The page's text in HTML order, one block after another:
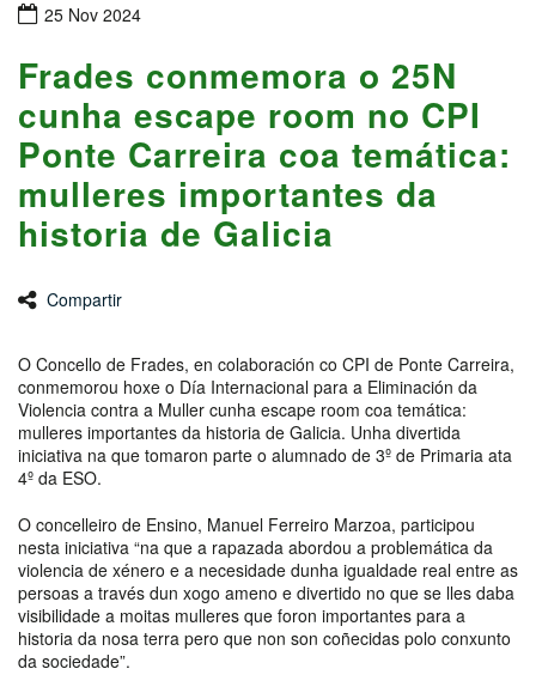
25 Nov 2024
Frades conmemora o 25N
cunha escape room no CPI
Ponte Carreira coa temática:
mulleres importantes da
historia de Galicia
Compartir
O Concello de Frades, en colaboración co CPI de Ponte Carreira,
conmemorou hoxe o Día Internacional para a Eliminación da
Violencia contra a Muller cunha escape room coa temática:
mulleres importantes da historia de Galicia. Unha divertida
iniciativa na que tomaron parte o alumnado de 3º de Primaria ata
4º da ESO.
O concelleiro de Ensino, Manuel Ferreiro Marzoa, participou
nesta iniciativa “na que a rapazada abordou a problemática da
violencia de xénero e a necesidade dunha igualdade real entre as
persoas a través dun xogo ameno e divertido no que se lles daba
visibilidade a moitas mulleres que foron importantes para a
historia da nosa terra pero que non son coñecidas polo conxunto
da sociedade”.